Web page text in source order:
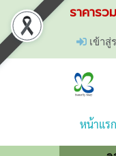
ราคาร
เข้าสู่
หน้าแรก